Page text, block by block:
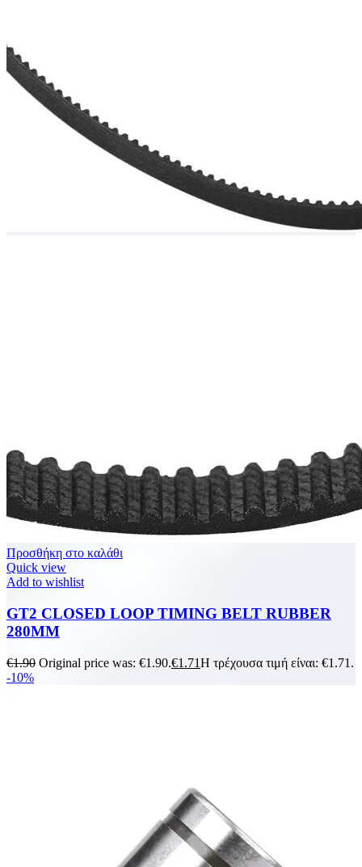
Προσθήκη στο καλάθι
Quick view
Add to wishlist
GT2 CLOSED LOOP TIMING BELT RUBBER
280MM
€1.90 Original price was: €1.90.€1.71Η τρέχουσα τιμή είναι: €1.71.
-10%